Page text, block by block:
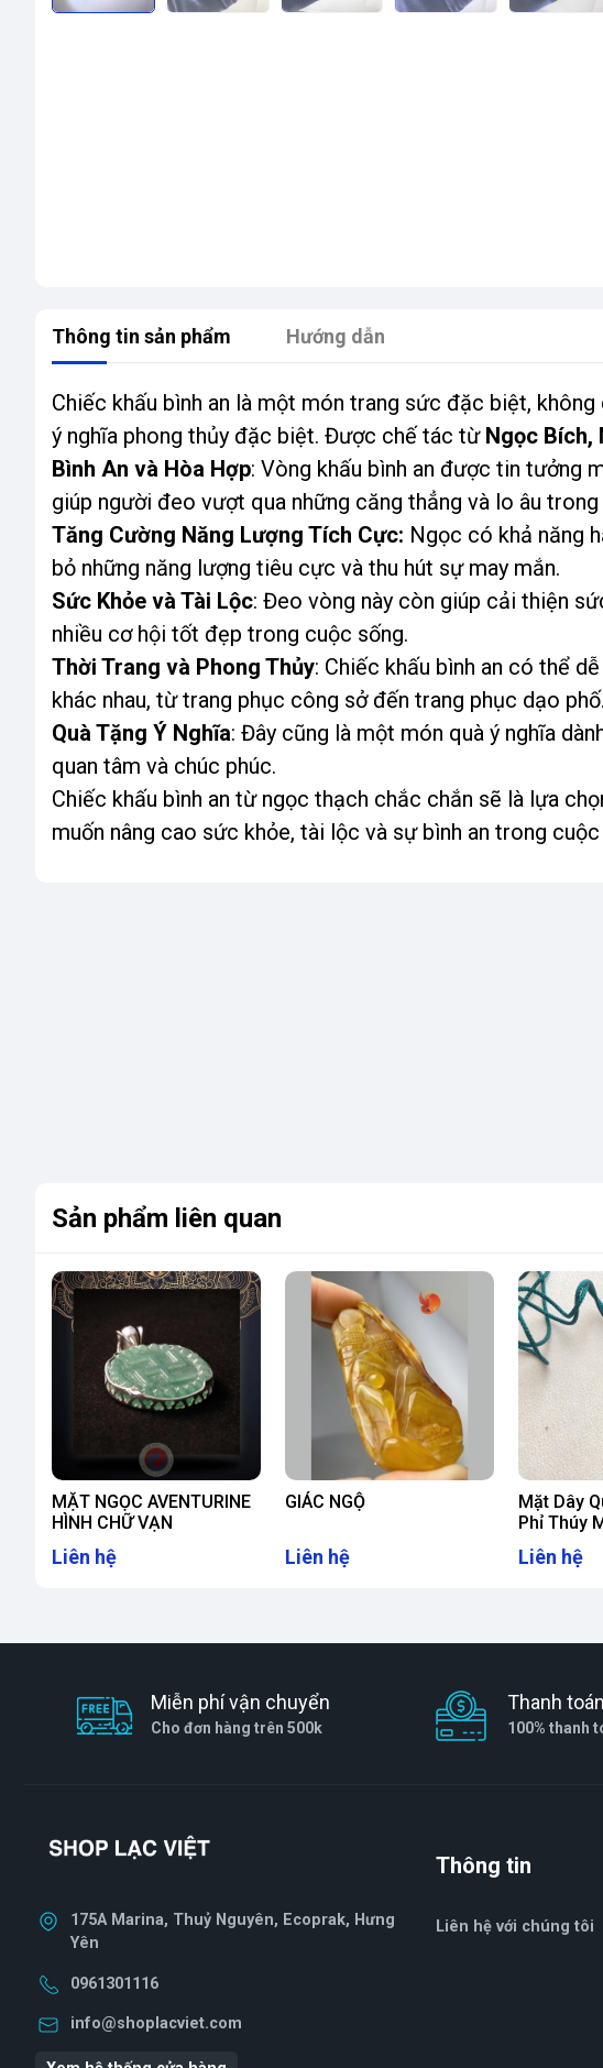
Thông tin sản phẩm Hướng dẫn
Chiếc khấu bình an là một món trang sức đặc biệt,
ý nghĩa phong thủy đặc biệt. Được chế tác từ Ngọc Bích,
Bình An và Hòa Hợp: Vòng khấu bình an được tin tưởng
giúp người đeo vượt qua những căng thẳng và lo âu
Tăng Cường Năng Lượng Tích Cực: Ngọc có khả năng
bỏ những năng lượng tiêu cực và thu hút sự may mắn.
Sức Khỏe và Tài Lộc: Đeo vòng này còn giúp cải thiện
nhiều cơ hội tốt đẹp trong cuộc sống.
Thời Trang và Phong Thủy: Chiếc khấu bình an có thể
khác nhau, từ trang phục công sở đến trang phục dạo phố.
Quà Tặng Ý Nghĩa: Đây cũng là một món quà ý nghĩa
quan tâm và chúc phúc.
Chiếc khấu bình an từ ngọc thạch chắc chắn sẽ là lựa
muốn nâng cao sức khỏe, tài lộc và sự bình an trong cuộc
Sản phẩm liên quan
MẶT NGỌC AVENTURINE
HÌNH CHỮ VẠN
Liên hệ
GIÁC NGỘ
Liên hệ
Mặt Dây
Phỉ Thúy
Liên hệ
Miễn phí vận chuyển
Cho đơn hàng trên 500k
Thanh
100% thanh
175A Marina, Thuỷ Nguyên, Ecoprak, Hưng
Yên
0961301116
info@shoplacviet.com
Thông tin
Liên hệ với chúng tôi